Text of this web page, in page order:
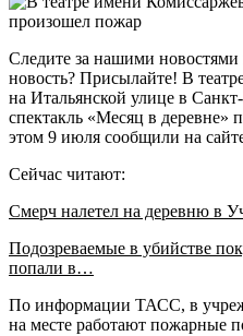
Следите за нашими
новость? Присылайте! В
на Итальянской улице в
спектакль «Месяц в
этом 9 июля сообщили на
Сейчас читают:
Смерч налетел на деревню в
Подозреваемые в убийстве
попали в…
По информации ТАСС, в
на месте работают пожарные